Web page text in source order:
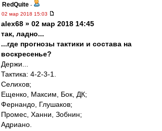
RedQuite -
02 мар 2018 15:03
alex68 » 02 мар 2018 14:45
так, ладно...
...где прогнозы тактики и состава на
воскресенье?
Держи...
Тактика: 4-2-3-1.
Селихов;
Ещенко, Максим, Бок, ДК;
Фернандо, Глушаков;
Промес, Ханни, Зобнин;
Адриано.